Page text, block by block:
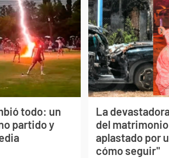
todo: un
partido y
La
del
aplastado por
cómo seguir"